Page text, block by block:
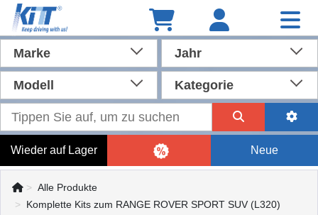
Marke Jahr
Modell Kategorie
Wieder auf Lager Neue
Alle Produkte
Komplette Kits zum RANGE ROVER SPORT SUV (L320)